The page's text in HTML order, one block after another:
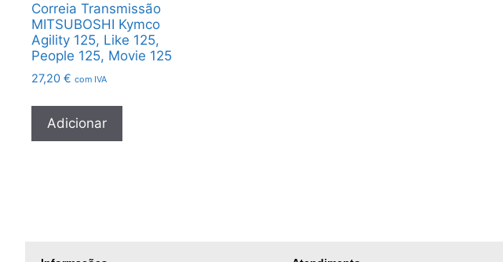
Correia Transmissão
MITSUBOSHI Kymco
Agility 125, Like 125,
People 125, Movie 125
27,20 € com IVA
Adicionar